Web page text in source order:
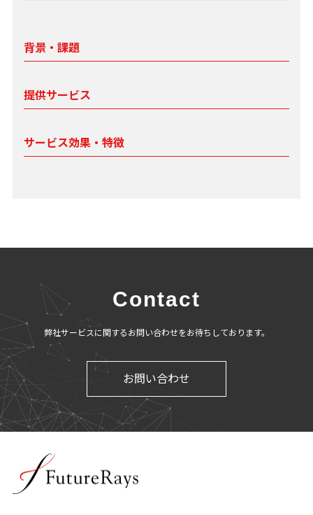
背景・課題
提供サービス
サービス効果・特徴
Contact
弊社サービスに関するお問い合わせをお待ちしております。
お問い合わせ